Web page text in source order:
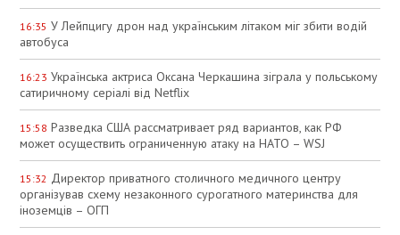
16:35 У Лейпцигу дрон над українським літаком міг збити водій
автобуса
16:23 Українська актриса Оксана Черкашина зіграла у польському
сатиричному серіалі від Netflix
15:58 Разведка США рассматривает ряд вариантов, как РФ
может осуществить ограниченную атаку на НАТО – WSJ
15:32 Директор приватного столичного медичного центру
організував схему незаконного сурогатного материнства для
іноземців – ОГП